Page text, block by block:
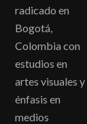
radicado en
Bogotá,
Colombia con
estudios en
artes visuales y
énfasis en
medios